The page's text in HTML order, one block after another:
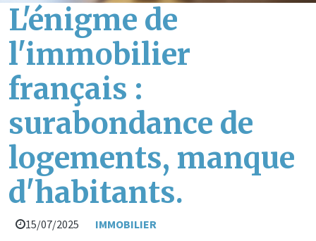
L'énigme de
l'immobilier
français :
surabondance de
logements, manque
d'habitants.
15/07/2025
IMMOBILIER